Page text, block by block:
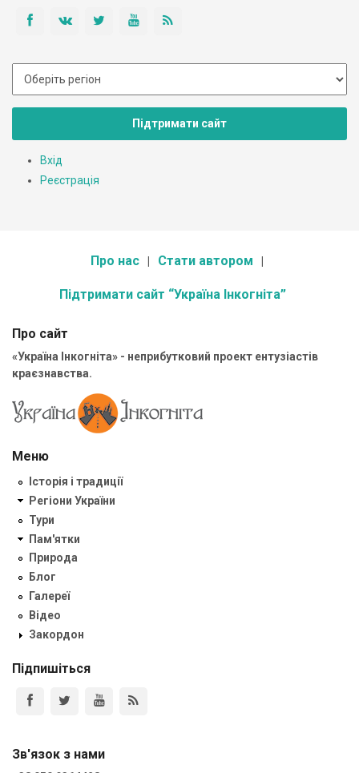
Підтримати сайт
Вхід
Реєстрація
Про нас Стати автором
Підтримати сайт “Україна Інкогніта”
Про сайт
«Україна Інкогніта» - неприбутковий проект ентузіастів
краєзнавства.
Меню
Історія і традиції
Регіони України
Тури
Пам'ятки
Природа
Блог
Галереї
Відео
Закордон
Підпишіться
Зв'язок з нами